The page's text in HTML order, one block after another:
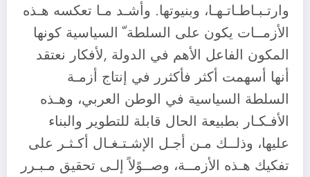
وارتـبـاطـاتـهـا، وبنيوتها. وأشـد مـا تعكسه هـذه
الأزمــات يكون على السلطة ّ السياسية كونها
المكون الفاعل الأهم في الدولة ,لأفكار نعتقد
أنها أسهمت أكثر فأكثرر في إنتاج أزمـة
السلطة السياسية في الوطن العربي، وهـذه
الأفـكـار بطبيعة الحال قابلة للتطوير والبناء
عليها، وذلــك مـن أجـل الإشـتـغـال أكـثـر على
تفكيك هـذه الأزمــة، وصــوًلاً إلـى تحقيق مـبـرر